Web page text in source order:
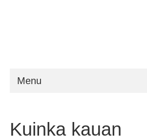
Menu
Vaatimukset
Kuinka kauan